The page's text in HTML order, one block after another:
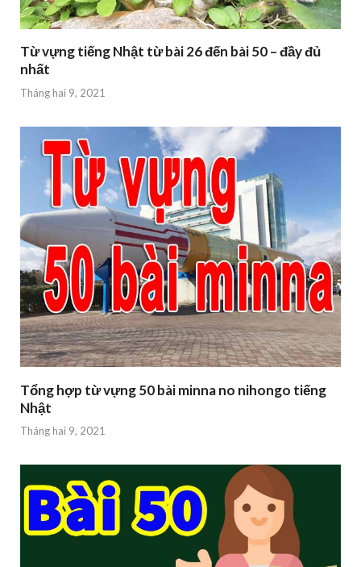
Từ vựng tiếng Nhật từ bài 26 đến bài 50 – đầy đủ
nhất
Tháng hai 9, 2021
Tổng hợp từ vựng 50 bài minna no nihongo tiếng
Nhật
Tháng hai 9, 2021